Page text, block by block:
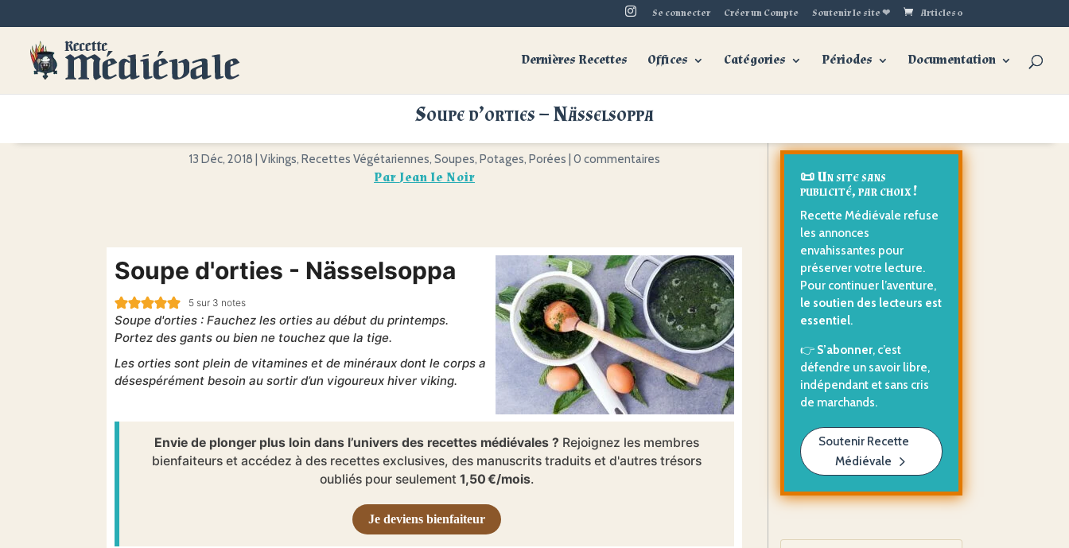
Se connecter Créer un Compte Soutenir le site ❤ Articles 0
Dernières Recettes Offices Catégories Périodes Documentation
Soupe d’orties – Nässelsoppa
Soupe d’orties – Nässelsoppa
13 Déc, 2018 |Vikings, Recettes Végétariennes,Soupes, Potages, Porées |0 commentaires
ParJean le Noir
Soupe d'orties - Nässelsoppa
5sur 3 notes
Soupe d'orties : Fauchez les orties au début du printemps.
Portez des gants ou bien ne touchez que la tige.
Les orties sont plein de vitamines et de minéraux dont le corps a
désespérément besoin au sortir d’un vigoureux hiver viking.
Envie de plonger plus loin dans l’univers des recettes médiévales ? Rejoignez les membres
bienfaiteurs et accédez à des recettes exclusives, des manuscrits traduits et d'autres trésors
oubliés pour seulement1,50 €/mois.
Je deviens bienfaiteur
📜 Un site sans
publicité, par choix !
Recette Médiévale refuse
les annonces
envahissantes pour
préserver votre lecture.
Pour continuer l’aventure,
le soutien des lecteurs est
essentiel.
👉 S’abonner, c’est
défendre un savoir libre,
indépendant et sans cris
de marchands.
Soutenir Recette
Médiévale